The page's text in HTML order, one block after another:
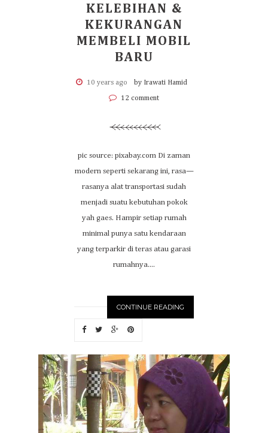
KELEBIHAN &
KEKURANGAN
MEMBELI MOBIL
BARU
10 years ago by Irawati Hamid
12 comment
pic source: pixabay.com Di zaman
modern seperti sekarang ini, rasa—
rasanya alat transportasi sudah
menjadi suatu kebutuhan pokok
yah gaes. Hampir setiap rumah
minimal punya satu kendaraan
yang terparkir di teras atau garasi
rumahnya....
CONTINUE READING